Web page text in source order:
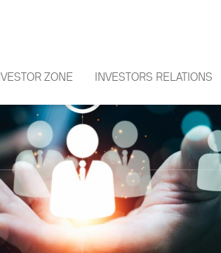
ZONE INVESTORS RELATIONS